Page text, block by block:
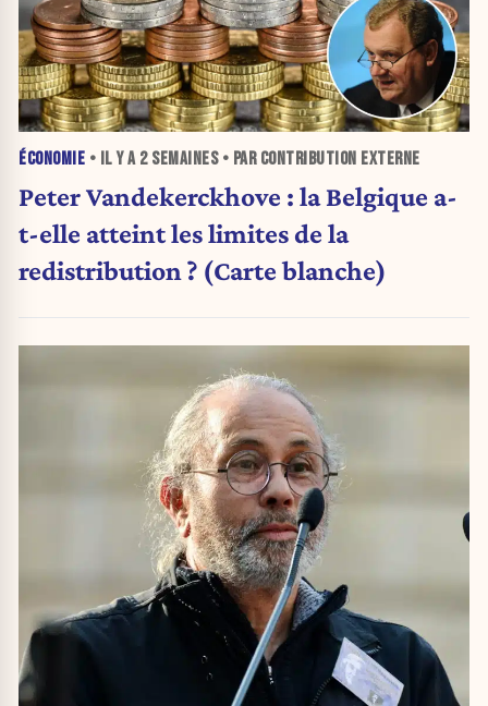
ÉCONOMIE • IL Y A 2 SEMAINES• PAR CONTRIBUTION EXTERNE
Peter Vandekerckhove : la Belgique a-
t-elle atteint les limites de la
redistribution ? (Carte blanche)